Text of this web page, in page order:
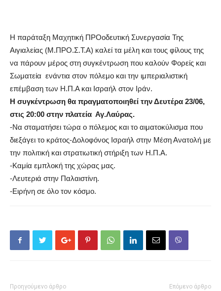
Η παράταξη Μαχητική ΠΡΟοδευτική Συνεργασία Της
Αιγιαλείας (Μ.ΠΡΟ.Σ.Τ.Α) καλεί τα μέλη και τους φίλους της
να πάρουν μέρος στη συγκέντρωση που καλούν Φορείς και
Σωματεία ενάντια στον πόλεμο και την ιμπεριαλιστική
επέμβαση των Η.Π.Α και Ισραήλ στον Ιράν.
Η συγκέντρωση θα πραγματοποιηθεί την Δευτέρα 23/06,
στις 20:00 στην πλατεία Αγ.Λαύρας.
-Να σταματήσει τώρα ο πόλεμος και το αιματοκύλισμα που
διεξάγει το κράτος-Δολοφόνος Ισραήλ στην Μέση Ανατολή με
την πολιτική και στρατιωτική στήριξη των Η.Π.Α.
-Καμία εμπλοκή της χώρας μας.
-Λευτεριά στην Παλαιστίνη.
-Ειρήνη σε όλο τον κόσμο.
Προηγούμενο άρθρο Επόμενο άρθρο